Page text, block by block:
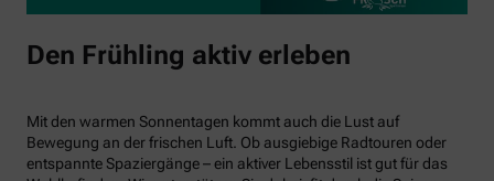
Den Frühling aktiv erleben
Mit den warmen Sonnentagen kommt auch die Lust auf
Bewegung an der frischen Luft. Ob ausgiebige Radtouren oder
entspannte Spaziergänge – ein aktiver Lebensstil ist gut für das